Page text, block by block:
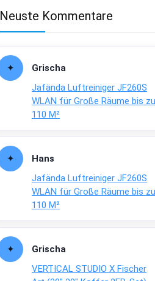
Neuste Kommentare
Grischa
Jafända Luftreiniger JF260S
WLAN für Große Räume bis zu
110 M²
Hans
Jafända Luftreiniger JF260S
WLAN für Große Räume bis zu
110 M²
Grischa
VERTICAL STUDIO X Fischer
29.07www.haribo.com/
↩
Joachim
Ab diesem Jahr gibt es
Fielmann-Blinkis mehr /
www.fielmann-
group.com/blinkis...
13:44
dich zu sehen, alles gut?